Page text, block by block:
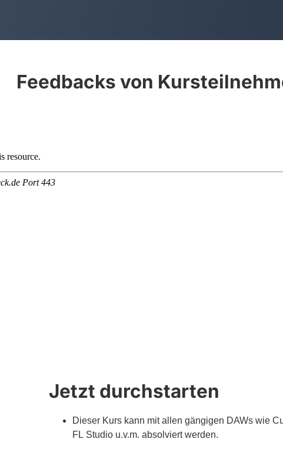
Feedbacks von
Jetzt durchstarten
Dieser Kurs kann mit allen gängigen DAWs wie
FL Studio u.v.m. absolviert werden.